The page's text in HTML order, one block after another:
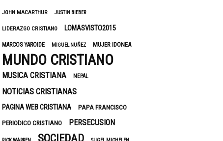
JOHN MACARTHUR JUSTIN BIEBER
LIDERAZGO CRISTIANO LOMASVISTO2015
MARCOS YAROIDE MIGUEL NUÑEZ MUJER IDONEA
MUNDO CRISTIANO
MUSICA CRISTIANA NEPAL
NOTICIAS CRISTIANAS
PAGINA WEB CRISTIANA
PAPA FRANCISCO
PERIODICO CRISTIANO
PERSECUSION
SOCIEDAD